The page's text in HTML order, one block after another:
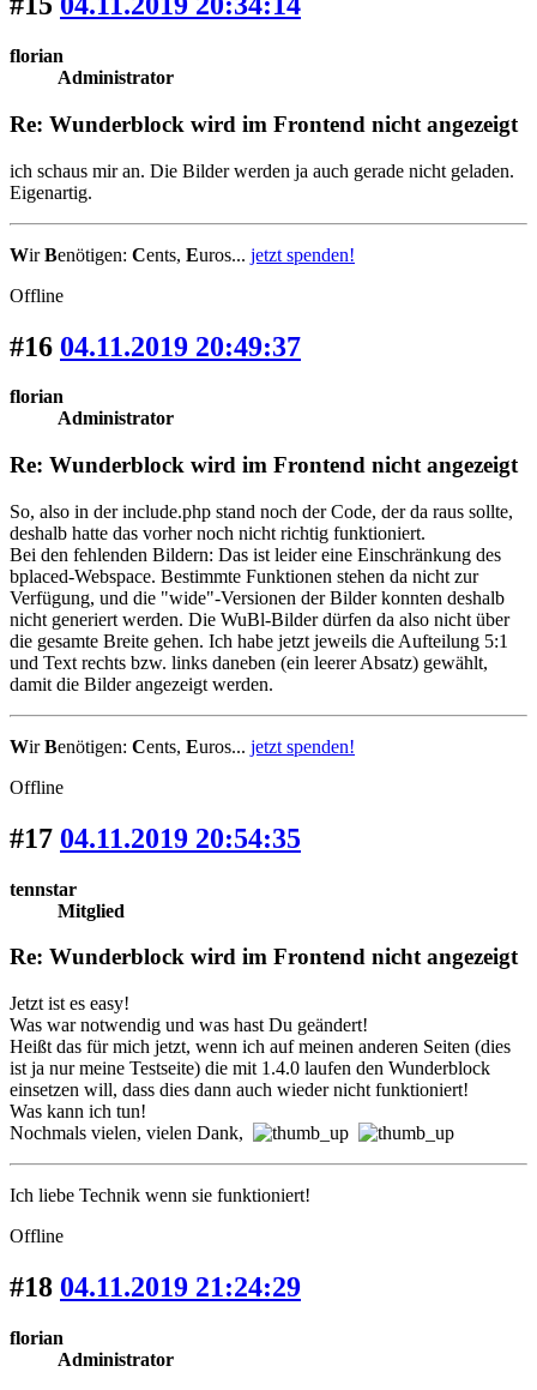
florian
Administrator
Re: Wunderblock wird im Frontend nicht angezeigt
ich schaus mir an. Die Bilder werden ja auch gerade nicht geladen.
Eigenartig.
WirBenötigen: Cents, Euros... jetzt spenden!
Offline
#16 04.11.2019 20:49:37
florian
Administrator
Re: Wunderblock wird im Frontend nicht angezeigt
So, also in der include.php stand noch der Code, der da raus sollte,
deshalb hatte das vorher noch nicht richtig funktioniert.
Bei den fehlenden Bildern: Das ist leider eine Einschränkung des
bplaced-Webspace. Bestimmte Funktionen stehen da nicht zur
Verfügung, und die "wide"-Versionen der Bilder konnten deshalb
nicht generiert werden. Die WuBl-Bilder dürfen da also nicht über
die gesamte Breite gehen. Ich habe jetzt jeweils die Aufteilung 5:1
und Text rechts bzw. links daneben (ein leerer Absatz) gewählt,
damit die Bilder angezeigt werden.
WirBenötigen: Cents, Euros... jetzt spenden!
Offline
#17 04.11.2019 20:54:35
tennstar
Mitglied
Re: Wunderblock wird im Frontend nicht angezeigt
Jetzt ist es easy!
Was war notwendig und was hast Du geändert!
Heißt das für mich jetzt, wenn ich auf meinen anderen Seiten (dies
ist ja nur meine Testseite) die mit 1.4.0 laufen den Wunderblock
einsetzen will, dass dies dann auch wieder nicht funktioniert!
Was kann ich tun!
Nochmals vielen, vielen Dank,
Ich liebe Technik wenn sie funktioniert!
Offline
#18 04.11.2019 21:24:29
florian
Administrator